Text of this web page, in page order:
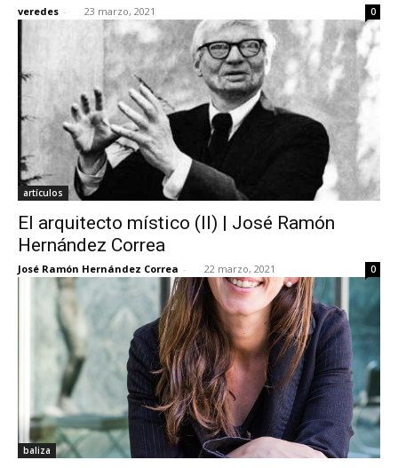
veredes - 23 marzo, 2021 0
artículos
El arquitecto místico (II) | José Ramón
Hernández Correa
José Ramón Hernández Correa - 22 marzo, 2021 0
baliza